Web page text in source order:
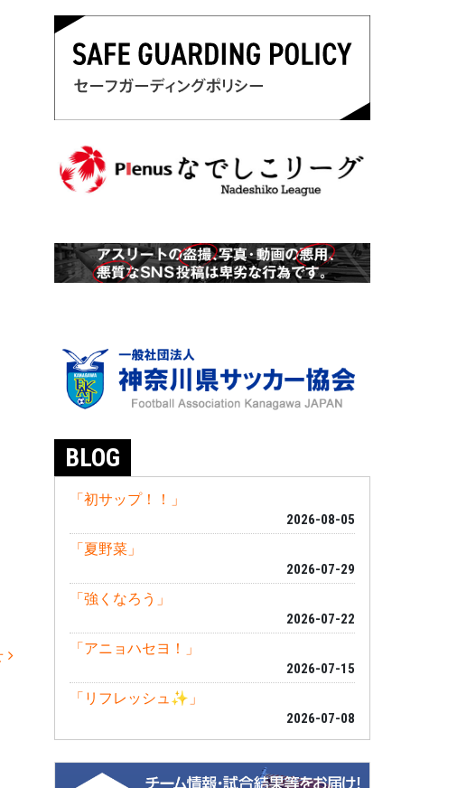
BLOG
「初サップ！！」
2026-08-05
「夏野菜」
2026-07-29
「強くなろう」
2026-07-22
「アニョハセヨ！」
2026-07-15
「リフレッシュ✨」
2026-07-08